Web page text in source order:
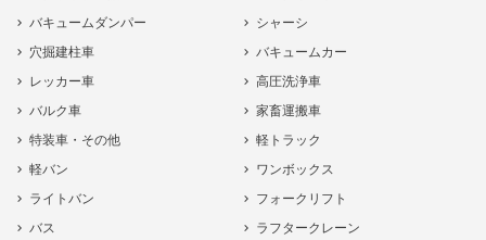
バキュームダンパー
シャーシ
穴掘建柱車
バキュームカー
レッカー車
高圧洗浄車
バルク車
家畜運搬車
特装車・その他
軽トラック
軽バン
ワンボックス
ライトバン
フォークリフト
バス
ラフタークレーン